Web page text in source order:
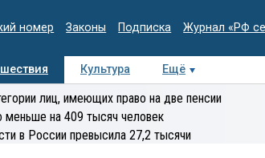
номер Законы Подписка Журнал «РФ
Культура
Ещё
Интервью Колумнисты
лиц, имеющих право на две пенсии
меньше на 409 тысяч человек
в России превысила 27,2 тысячи